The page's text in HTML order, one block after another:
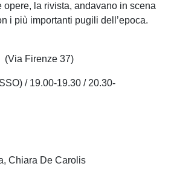
opere, la rivista, andavano in scena
i più importanti pugili dell’epoca.
(Via Firenze 37)
/ 19.00-19.30 / 20.30-
Chiara De Carolis